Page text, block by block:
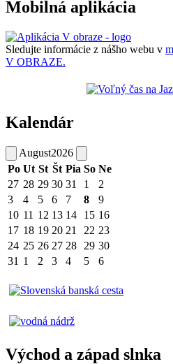
Mobilná aplikácia
Sledujte informácie z nášho webu v
V OBRAZE.
Kalendár
August2026
Po Ut St Št Pia So Ne
27 28 29 30 31 1
2
3
4 5 6 7 8
9
10 11 12 13 14 15 16
17 18 19 20 21 22 23
24 25 26 27 28 29 30
31 1 2 3 4 5 6
Východ a západ slnka